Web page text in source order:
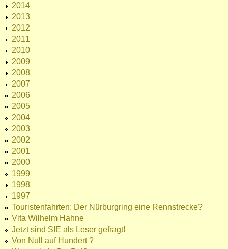
2014
2013
2012
2011
2010
2009
2008
2007
2006
2005
2004
2003
2002
2001
2000
1999
1998
1997
Touristenfahrten: Der Nürburgring eine Rennstrecke?
Vita Wilhelm Hahne
Jetzt sind SIE als Leser gefragt!
Von Null auf Hundert ?